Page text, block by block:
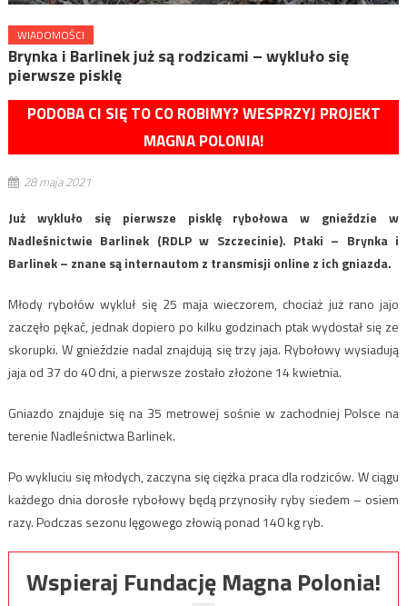
WIADOMOŚCI
Brynka i Barlinek już są rodzicami – wykluło się
pierwsze pisklę
PODOBA CI SIĘ TO CO ROBIMY? WESPRZYJ PROJEKT
MAGNA POLONIA!
28 maja 2021
Już wykluło się pierwsze pisklę rybołowa w gnieździe w
Nadleśnictwie Barlinek (RDLP w Szczecinie). Ptaki – Brynka i
Barlinek – znane są internautom z transmisji online z ich gniazda.
Młody rybołów wykluł się 25 maja wieczorem, chociaż już rano jajo
zaczęło pękać, jednak dopiero po kilku godzinach ptak wydostał się ze
skorupki. W gnieździe nadal znajdują się trzy jaja. Rybołowy wysiadują
jaja od 37 do 40 dni, a pierwsze zostało złożone 14 kwietnia.
Gniazdo znajduje się na 35 metrowej sośnie w zachodniej Polsce na
terenie Nadleśnictwa Barlinek.
Po wykluciu się młodych, zaczyna się ciężka praca dla rodziców. W ciągu
każdego dnia dorosłe rybołowy będą przynosiły ryby siedem – osiem
razy. Podczas sezonu lęgowego złowią ponad 140 kg ryb.
Wspieraj Fundację Magna Polonia!